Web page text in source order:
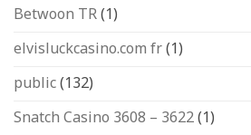
Betwoon TR(1)
elvisluckcasino.com fr(1)
public(132)
Snatch Casino 3608 – 3622(1)